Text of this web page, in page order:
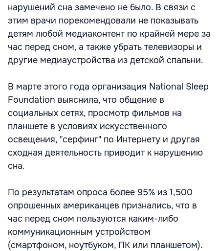
нарушений сна замечено не было. В связи с
этим врачи порекомендовали не показывать
детям любой медиаконтент по крайней мере за
час перед сном, а также убрать телевизоры и
другие медиаустройства из детской спальни.
В марте этого года организация National Sleep
Foundation выяснила, что общение в
социальных сетях, просмотр фильмов на
планшете в условиях искусственного
освещения, "серфинг" по Интернету и другая
сходная деятельность приводит к нарушению
сна.
По результатам опроса более 95% из 1,500
опрошенных американцев признались, что в
час перед сном пользуются каким-либо
коммуникационным устройством
(смартфоном, ноутбуком, ПК или планшетом).